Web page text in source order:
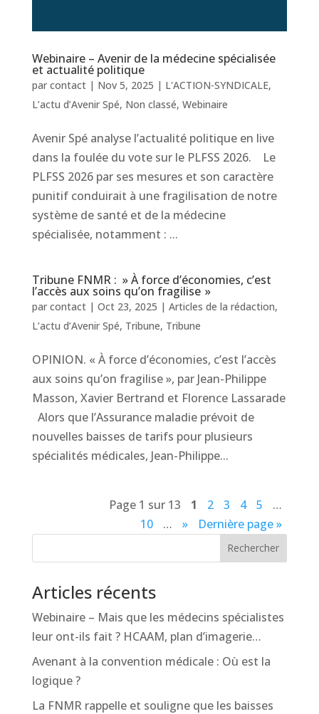
Webinaire – Avenir de la médecine spécialisée
et actualité politique
par contact| Nov 5, 2025 | L'ACTION-SYNDICALE,
L’actu d’Avenir Spé, Non classé, Webinaire
Avenir Spé analyse l’actualité politique en live
dans la foulée du vote sur le PLFSS 2026. Le
PLFSS 2026 par ses mesures et son caractère
punitif conduirait à une fragilisation de notre
système de santé et de la médecine
spécialisée, notamment : ...
Tribune FNMR : » À force d’économies, c’est
l’accès aux soins qu’on fragilise »
par contact| Oct 23, 2025 | Articles de la rédaction,
L’actu d’Avenir Spé, Tribune, Tribune
OPINION. « À force d’économies, c’est l’accès
aux soins qu’on fragilise », par Jean-Philippe
Masson, Xavier Bertrand et Florence Lassarade
Alors que l’Assurance maladie prévoit de
nouvelles baisses de tarifs pour plusieurs
spécialités médicales, Jean-Philippe...
Page 1 sur 13 1 2 3 4 5
…
10
… » Dernière page »
Rechercher
Articles récents
Webinaire – Mais que les médecins spécialistes
leur ont-ils fait ? HCAAM, plan d’imagerie…
Avenant à la convention médicale : Où est la
logique ?
La FNMR rappelle et souligne que les baisses